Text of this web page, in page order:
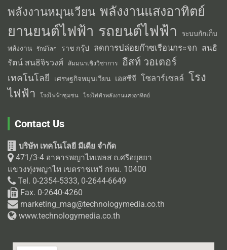
พลังงานหมุนเวียน พลังงานแสงอาทิตย์
ยานยนต์ไฟฟ้า รถยนต์ไฟฟ้า
ระบบกักเก็บ
พลังงาน
รักษ์โลก ราช กรุ๊ป ลดการปล่อยก๊าซเรือนกระจก สนธิ
รัตน์ สนธิจิรวงศ์
สัมมนาเชิงวิชาการ อีสท์ วอเตอร์
เทคโนโลยี เศรษฐกิจหมุนเวียน เอสซีจี โซลาร์เซลล์ โรง
ไฟฟ้า
โรงไฟฟ้าชุมชน โรงไฟฟ้าพลังงานแสงอาทิตย์
Contact Us
บริษัท เทคโนโลยี มีเดีย จำกัด
471/3-4 อาคารพญาไทเพลส ถ.ศรีอยุธยา
แขวงทุ่งพญาไท เขตราชเทวี กทม. 10400
Tel. 0-2354-5333, 0-2644-6649
Fax. 0-2640-4260
marketing_mag@technologymedia.co.th
www.technologymedia.co.th